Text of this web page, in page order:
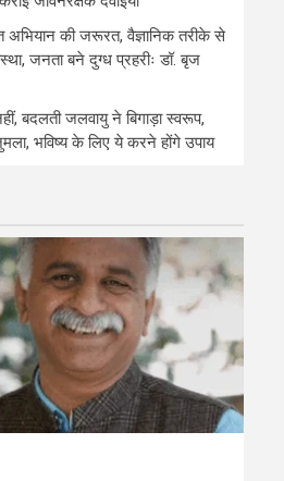
की जरूरत, वैज्ञानिक तरीके से
जनता बने दुग्ध प्रहरीः डॉ. बृज
बदलती जलवायु ने बिगाड़ा स्वरूप,
भविष्य के लिए ये करने होंगे उपाय